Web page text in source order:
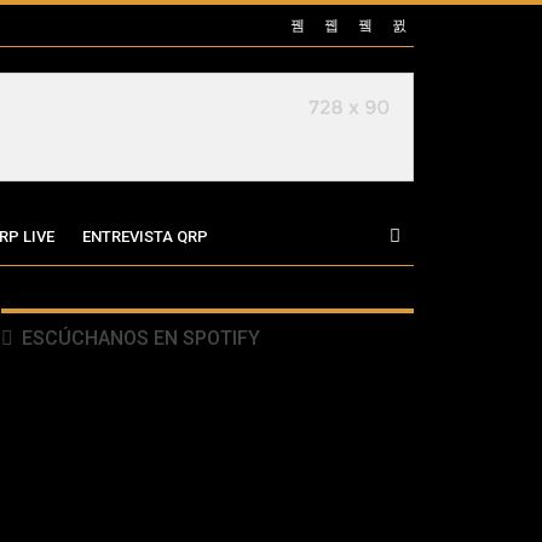
LIVE ENTREVISTA QRP
ESCÚCHANOS EN SPOTIFY